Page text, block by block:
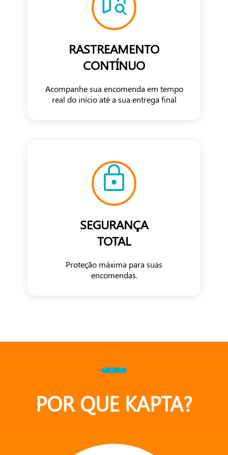
RASTREAMENTO
CONTÍNUO
Acompanhe sua encomenda em tempo
real do início até a sua entrega final
SEGURANÇA
TOTAL
Proteção máxima para suas
encomendas.
POR QUE KAPTA?